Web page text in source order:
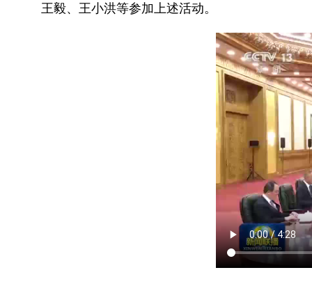
王毅、王小洪等参加上述活动。